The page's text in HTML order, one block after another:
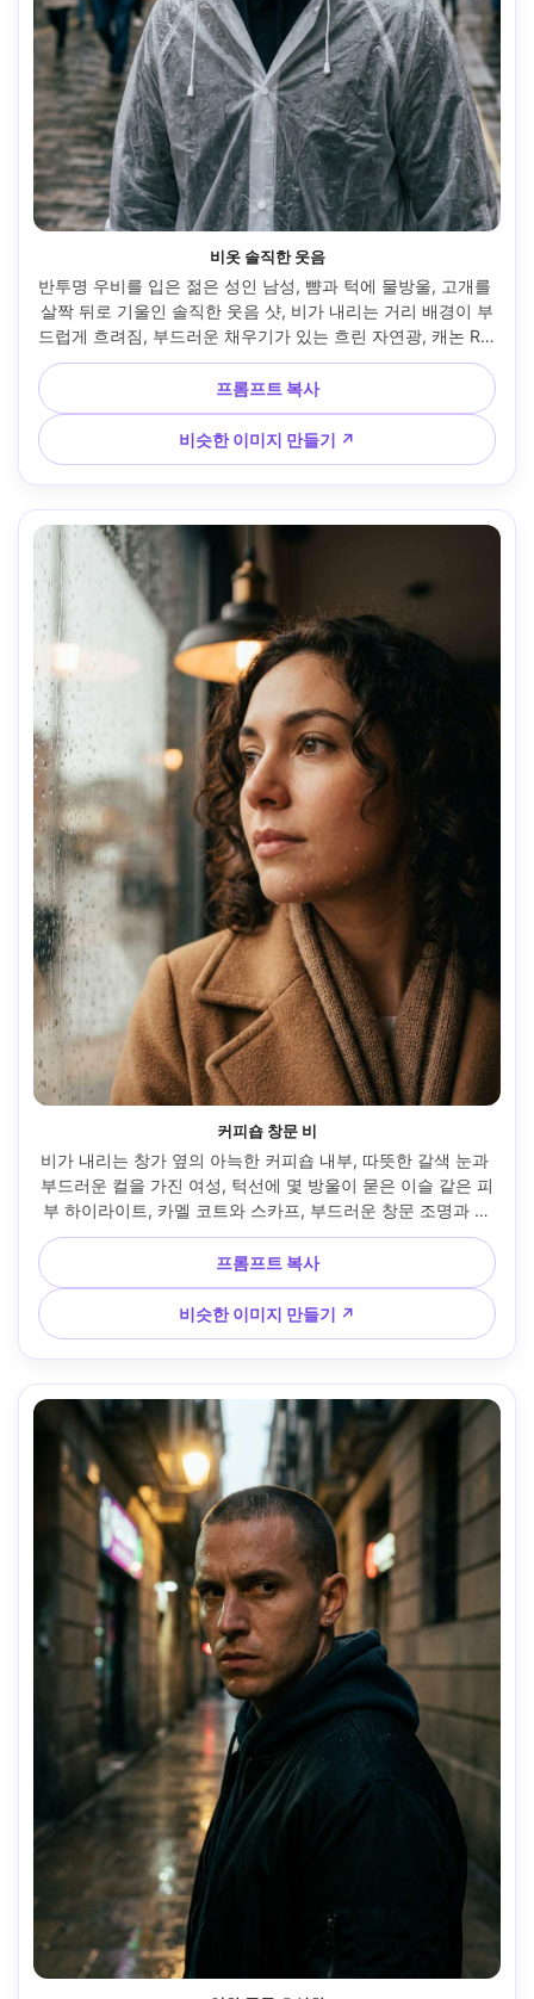
비옷 솔직한 웃음
반투명 우비를 입은 젊은 성인 남성, 뺨과 턱에 물방울, 고개를
살짝 뒤로 기울인 솔직한 웃음 샷, 비가 내리는 거리 배경이 부
드럽게 흐려짐, 부드러운 채우기가 있는 흐린 자연광, 캐논 R5,
85mm f/2, 하프 바디 프레임, 즐거운 무드, 현실적인 피부 질
감, 자연스러운 그림자, 산뜻한 디테일, 미묘한 필름 그레인 --
ar 4:5
프롬프트 복사
비슷한 이미지 만들기 ↗
커피숍 창문 비
비가 내리는 창가 옆의 아늑한 커피숍 내부, 따뜻한 갈색 눈과
부드러운 컬을 가진 여성, 턱선에 몇 방울이 묻은 이슬 같은 피
부 하이라이트, 카멜 코트와 스카프, 부드러운 창문 조명과 따
뜻한 인테리어 실무, 소니 A7C II, 85mm f/1.8, 클로즈업 인물
프레임, 사려 깊은 분위기, 사실적인 모공, 부드러운 색상 등급,
선명한 초점 --ar 4:5
프롬프트 복사
비슷한 이미지 만들기 ↗